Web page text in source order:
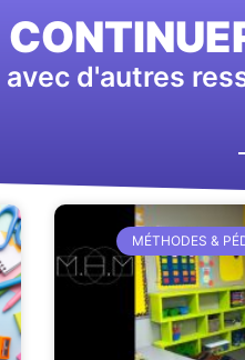
avec d'autres
MÉTHODES &